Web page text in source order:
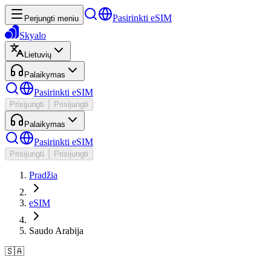
Perjungti meniu
Pasirinkti eSIM
Skyalo
Lietuvių
Palaikymas
Pasirinkti eSIM
Prisijungti Prisijungti
Palaikymas
Pasirinkti eSIM
Prisijungti Prisijungti
Pradžia
eSIM
Saudo Arabija
🇸🇦